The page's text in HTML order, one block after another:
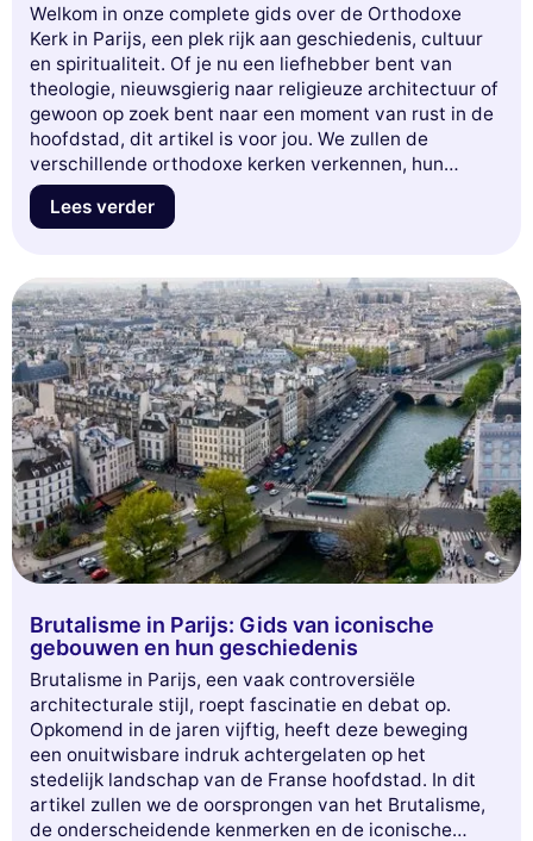
Welkom in onze complete gids over de Orthodoxe
Kerk in Parijs, een plek rijk aan geschiedenis, cultuur
en spiritualiteit. Of je nu een liefhebber bent van
theologie, nieuwsgierig naar religieuze architectuur of
gewoon op zoek bent naar een moment van rust in de
hoofdstad, dit artikel is voor jou. We zullen de
verschillende orthodoxe kerken verkennen, hun
betekenis, hun tradities, en je praktische tips geven
voor een bezoek. Duik met ons in deze fascinerende
meer te leren over een van de minder bekende
facetten van de stad van het licht!
Lees verder
Brutalisme in Parijs: Gids van iconische
gebouwen en hun geschiedenis
Brutalisme in Parijs, een vaak controversiële
architecturale stijl, roept fascinatie en debat op.
Opkomend in de jaren vijftig, heeft deze beweging
een onuitwisbare indruk achtergelaten op het
stedelijk landschap van de Franse hoofdstad. In dit
artikel zullen we de oorsprongen van het Brutalisme,
de onderscheidende kenmerken en de iconische